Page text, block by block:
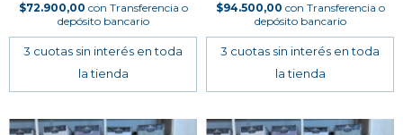
$72.900,00 con Transferencia o
depósito bancario
$94.500,00 con Transferencia o
depósito bancario